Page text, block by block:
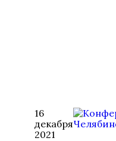
16
декабря
2021